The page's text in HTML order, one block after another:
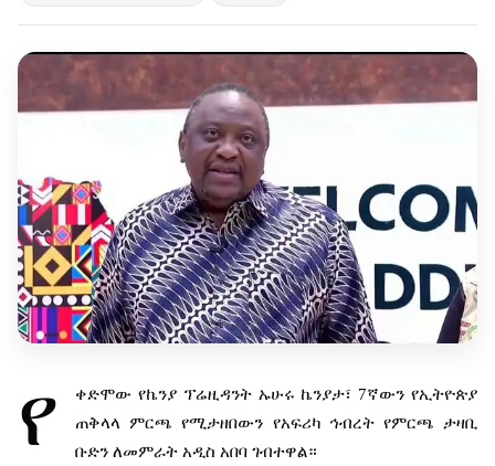
የ ቀድሞው የኬንያ ፕሬዚዳንት ኡሁሩ ኬንያታ፣ 7ኛውን የኢትዮጵያ
ጠቅላላ ምርጫ የሚታዘበውን የአፍሪካ ኅብረት የምርጫ ታዛቢ
ቡድን ለመምራት አዲስ አበባ ገብተዋል።